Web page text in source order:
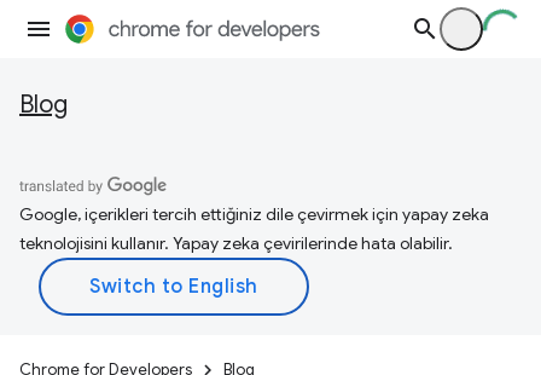
Blog
Google, içerikleri tercih ettiğiniz dile çevirmek için yapay zeka
teknolojisini kullanır. Yapay zeka çevirilerinde hata olabilir.
Chrome for Developers Blog